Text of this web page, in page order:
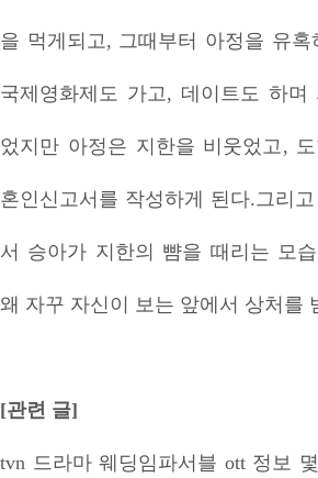
을 먹게되고, 그때부터 아정을 유
국제영화제도 가고, 데이트도 하며
었지만 아정은 지한을 비웃었고,
혼인신고서를 작성하게 된다.그리
서 승아가 지한의 뺨을 때리는 모
왜 자꾸 자신이 보는 앞에서 상처를
[관련 글]
tvn 드라마 웨딩임파서블 ott 정보